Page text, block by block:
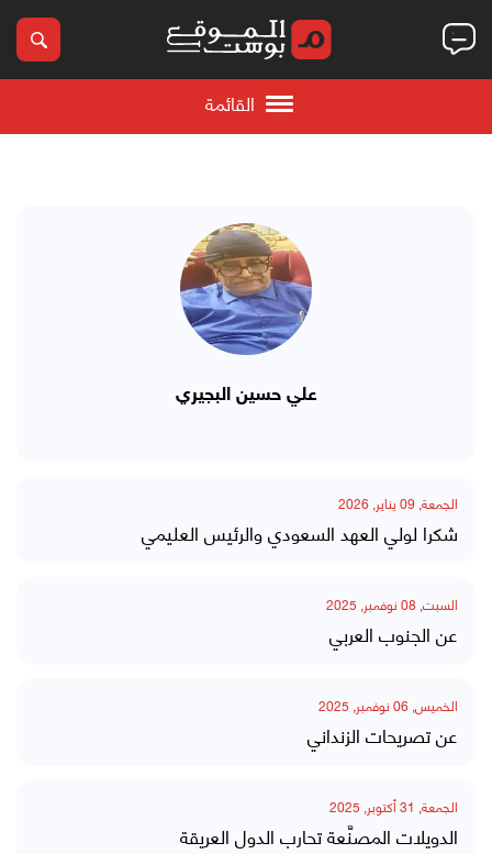
القائمة
علي حسين البجيري
الجمعة, 09 يناير, 2026
شكرا لولي العهد السعودي والرئيس العليمي
السبت, 08 نوفمبر, 2025
عن الجنوب العربي
الخميس, 06 نوفمبر, 2025
عن تصريحات الزنداني
الجمعة, 31 أكتوبر, 2025
الدويلات المصنَّعة تحارب الدول العريقة